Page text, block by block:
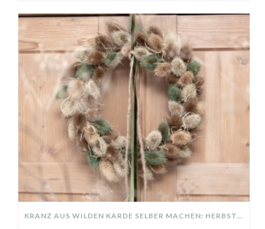
KRANZ AUS WILDEN KARDE SELBER MACHEN: HERBSTDEKO GANZ EINFACH